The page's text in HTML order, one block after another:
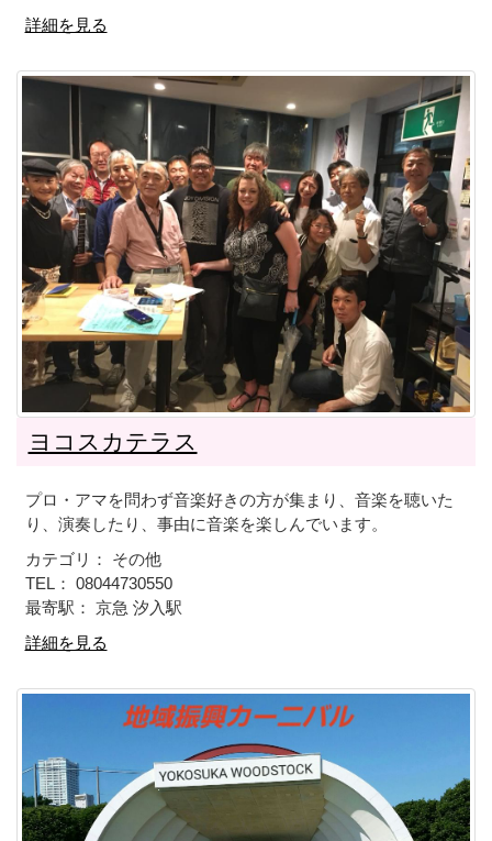
詳細を見る
ヨコスカテラス
プロ・アマを問わず音楽好きの方が集まり、音楽を聴いた
り、演奏したり、事由に音楽を楽しんでいます。
カテゴリ： その他
TEL： 08044730550
最寄駅： 京急 汐入駅
詳細を見る